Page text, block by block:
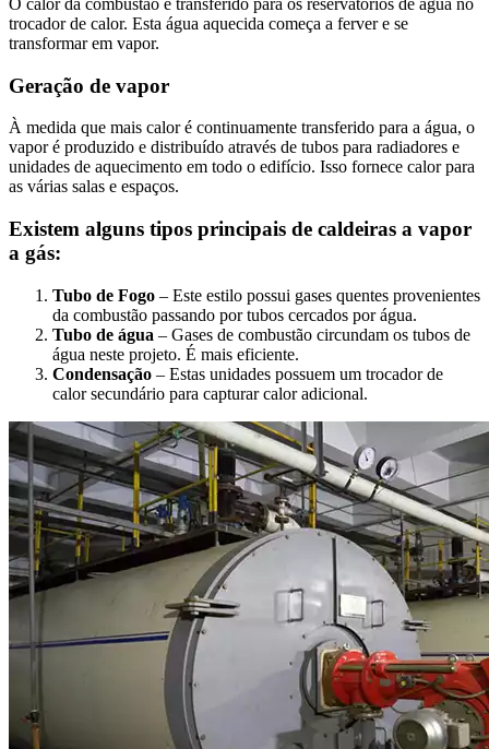
trocador de calor. Esta água aquecida começa a ferver e se
transformar em vapor.
Geração de vapor
À medida que mais calor é continuamente transferido para a água, o
vapor é produzido e distribuído através de tubos para radiadores e
unidades de aquecimento em todo o edifício. Isso fornece calor para
as várias salas e espaços.
Existem alguns tipos principais de caldeiras a vapor
a gás:
Tubo de Fogo – Este estilo possui gases quentes provenientes
da combustão passando por tubos cercados por água.
Tubo de água – Gases de combustão circundam os tubos de
água neste projeto. É mais eficiente.
Condensação – Estas unidades possuem um trocador de
calor secundário para capturar calor adicional.